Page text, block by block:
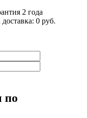
2 года
0 руб.
по